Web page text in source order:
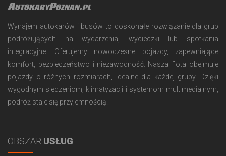
AutokaryPoznan.pl
Wynajem autokarów i busów to doskonałe rozwiązanie dla grup
podróżujących na wydarzenia, wycieczki lub spotkania
integracyjne. Oferujemy nowoczesne pojazdy, zapewniające
komfort, bezpieczeństwo i niezawodność. Nasza flota obejmuje
pojazdy o różnych rozmiarach, idealne dla każdej grupy. Dzięki
wygodnym siedzeniom, klimatyzacji i systemom multimedialnym,
podróż staje się przyjemnością.
OBSZAR USŁUG